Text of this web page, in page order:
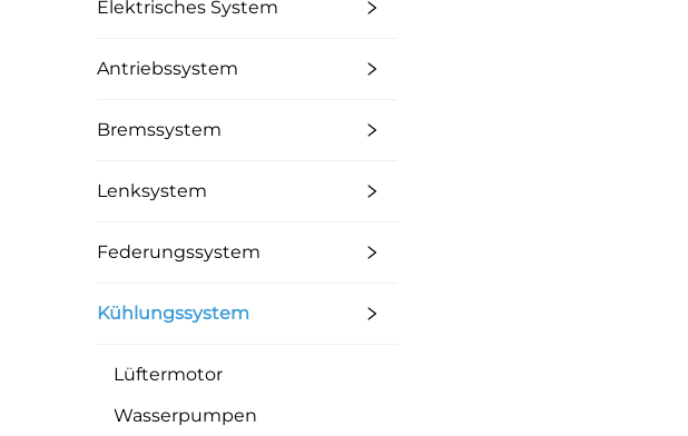
Elektrisches System
Antriebssystem
Bremssystem
Lenksystem
Federungssystem
Kühlungssystem
Lüftermotor
Wasserpumpen